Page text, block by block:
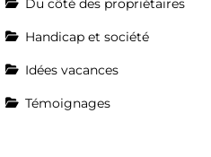
Du côté des propriétaires
Handicap et société
Idées vacances
Témoignages